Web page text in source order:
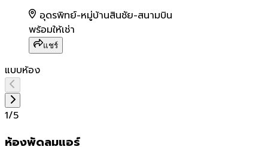
อุดรพิทย์-หมู่บ้านสินชัย-สนามบิน
พร้อมให้เช่า
แชร์
แบบห้อง
1/5
ห้องพัดลมแอร์